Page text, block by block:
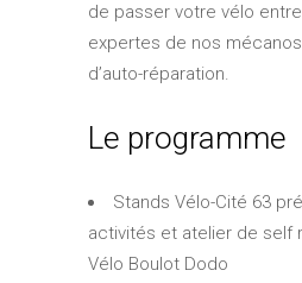
de passer votre vélo
expertes de nos mécanos
d’auto-réparation.
Le programme
Stands Vélo-Cité 63
activités et atelier de self
Vélo Boulot Dodo